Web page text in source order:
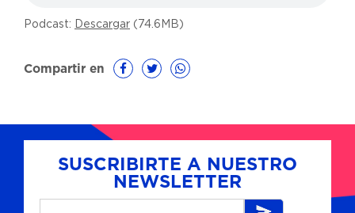
Podcast: Descargar (74.6MB)
Compartir en
SUSCRIBIRTE A NUESTRO
NEWSLETTER